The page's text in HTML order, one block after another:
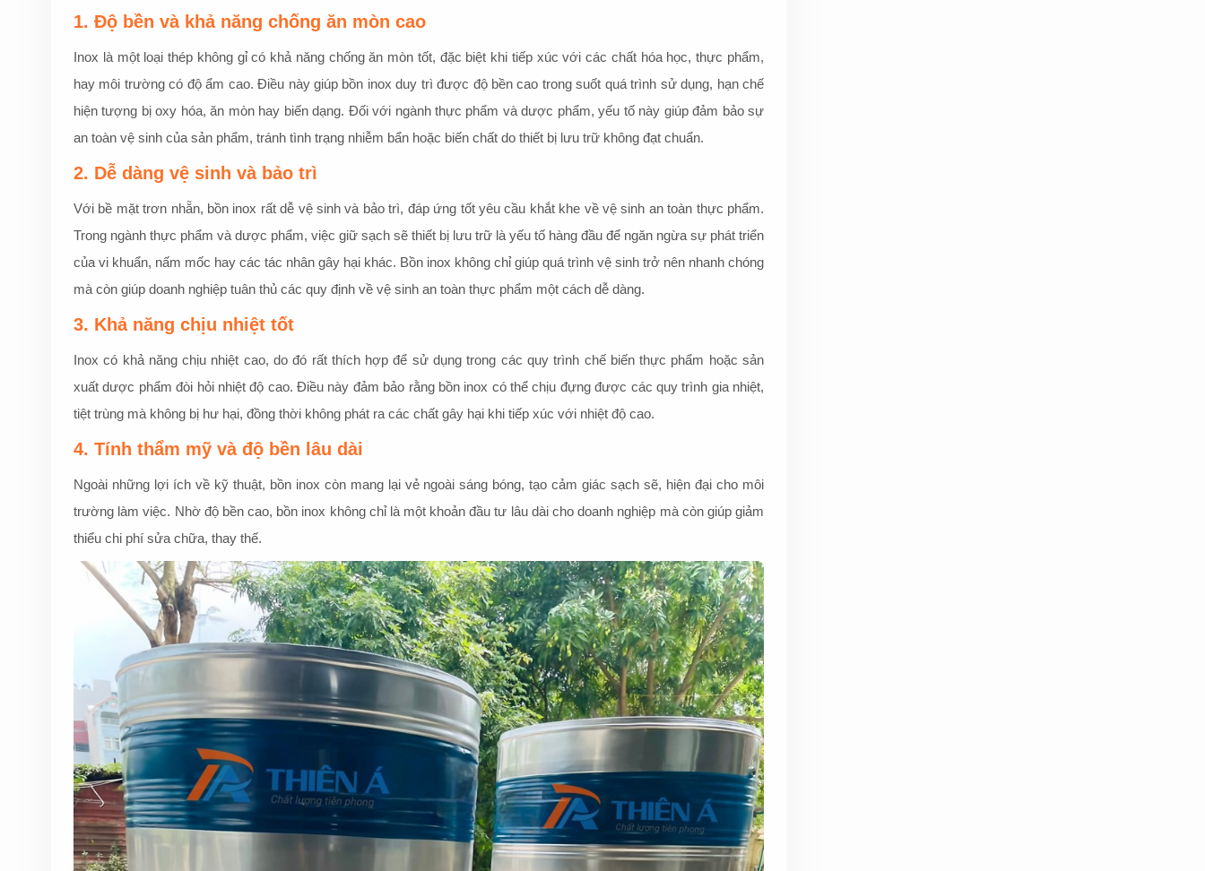
1. Độ bền và khả năng chống ăn mòn cao
Inox là một loại thép không gỉ có khả năng chống ăn mòn tốt, đặc biệt khi tiếp xúc với các chất hóa học, thực phẩm,
hay môi trường có độ ẩm cao. Điều này giúp bồn inox duy trì được độ bền cao trong suốt quá trình sử dụng, hạn chế
hiện tượng bị oxy hóa, ăn mòn hay biến dạng. Đối với ngành thực phẩm và dược phẩm, yếu tố này giúp đảm bảo sự
an toàn vệ sinh của sản phẩm, tránh tình trạng nhiễm bẩn hoặc biến chất do thiết bị lưu trữ không đạt chuẩn.
2. Dễ dàng vệ sinh và bảo trì
Với bề mặt trơn nhẵn, bồn inox rất dễ vệ sinh và bảo trì, đáp ứng tốt yêu cầu khắt khe về vệ sinh an toàn thực phẩm.
Trong ngành thực phẩm và dược phẩm, việc giữ sạch sẽ thiết bị lưu trữ là yếu tố hàng đầu để ngăn ngừa sự phát triển
của vi khuẩn, nấm mốc hay các tác nhân gây hại khác. Bồn inox không chỉ giúp quá trình vệ sinh trở nên nhanh chóng
mà còn giúp doanh nghiệp tuân thủ các quy định về vệ sinh an toàn thực phẩm một cách dễ dàng.
3. Khả năng chịu nhiệt tốt
Inox có khả năng chịu nhiệt cao, do đó rất thích hợp để sử dụng trong các quy trình chế biến thực phẩm hoặc sản
xuất dược phẩm đòi hỏi nhiệt độ cao. Điều này đảm bảo rằng bồn inox có thể chịu đựng được các quy trình gia nhiệt,
tiệt trùng mà không bị hư hại, đồng thời không phát ra các chất gây hại khi tiếp xúc với nhiệt độ cao.
4. Tính thẩm mỹ và độ bền lâu dài
Ngoài những lợi ích về kỹ thuật, bồn inox còn mang lại vẻ ngoài sáng bóng, tạo cảm giác sạch sẽ, hiện đại cho môi
trường làm việc. Nhờ độ bền cao, bồn inox không chỉ là một khoản đầu tư lâu dài cho doanh nghiệp mà còn giúp giảm
thiểu chi phí sửa chữa, thay thế.